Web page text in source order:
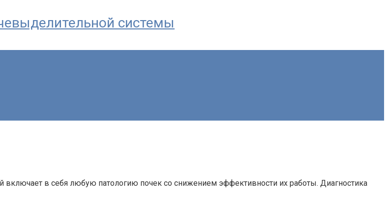
системы
включает в себя любую патологию почек со снижением эффективности их работы. Диагностика